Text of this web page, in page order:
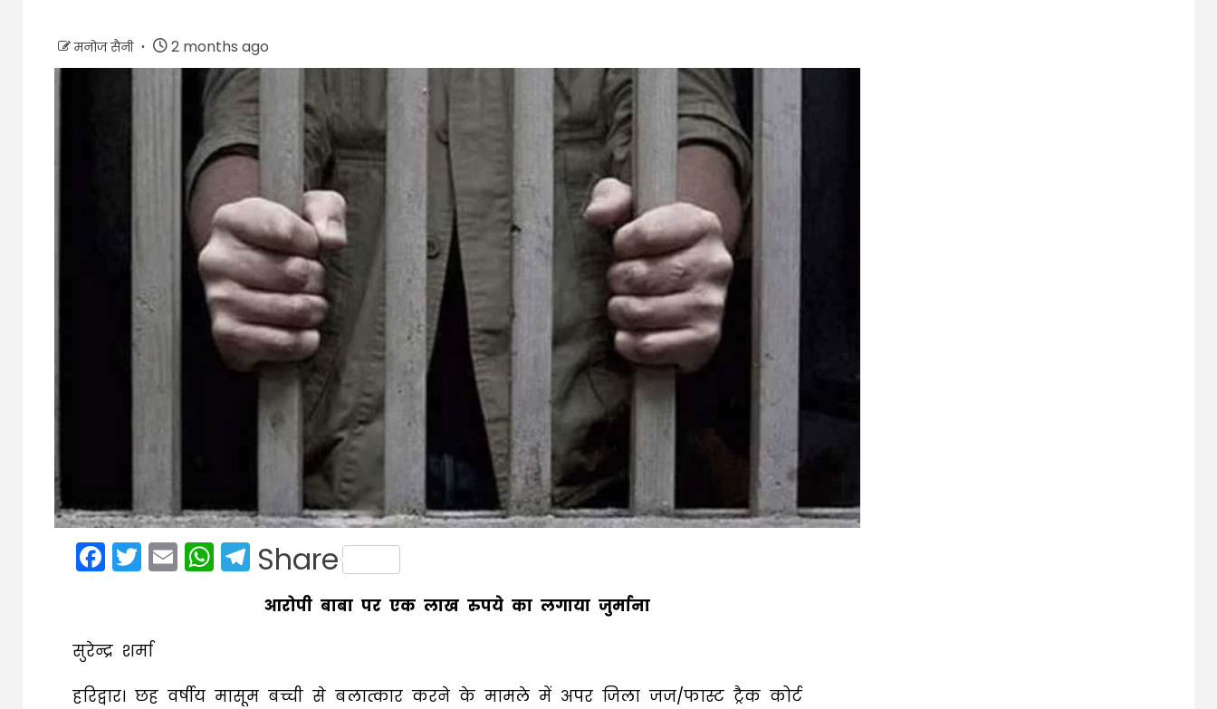
मनोज सैनी 2 months ago
Facebook
Twitter
EmailWhatsApp
Telegram
Share
आरोपी बाबा पर एक लाख रुपये का लगाया जुर्माना
सुरेन्द्र शर्मा
हरिद्वार। छह वर्षीय मासूम बच्ची से बलात्कार करने के मामले में अपर जिला जज/फास्ट ट्रैक कोर्ट